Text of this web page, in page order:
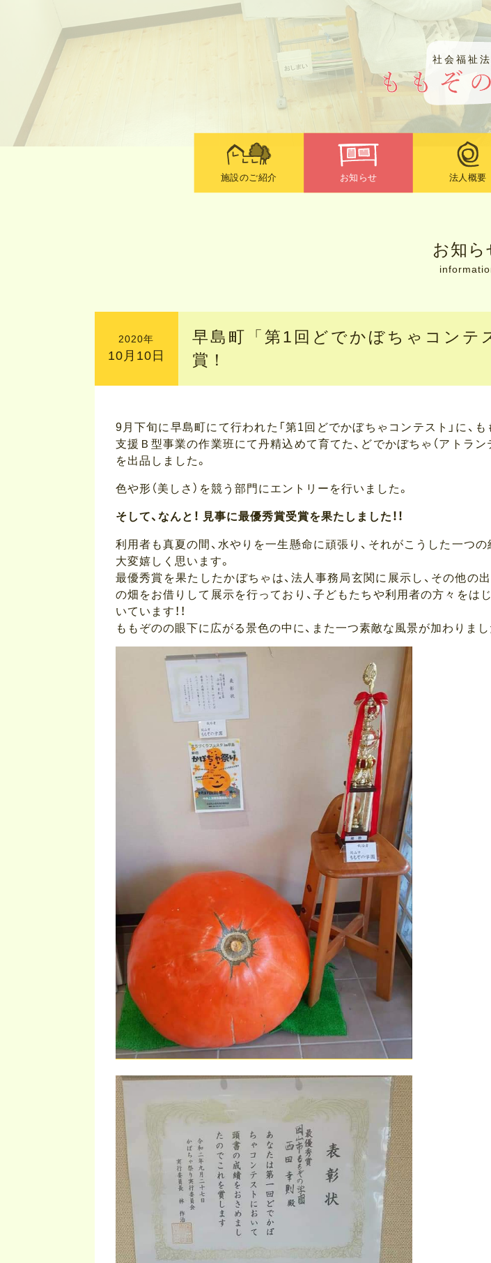
社会福祉法
施設のご紹介 お知らせ 法人概要
お知ら
2020年
10月10日
早島町「第1回どでかぼちゃコンテ
賞！
9月下旬に早島町にて行われた「第1回どでかぼちゃコンテスト」に、
支援Ｂ型事業の作業班にて丹精込めて育てた、どでかぼちゃ（アトラン
を出品しました。
色や形（美しさ）を競う部門にエントリーを行いました。
そして、なんと！ 見事に最優秀賞受賞を果たしました！！
利用者も真夏の間、水やりを一生懸命に頑張り、それがこうした一つ
大変嬉しく思います。
最優秀賞を果たしたかぼちゃは、法人事務局玄関に展示し、その他の
の畑をお借りして展示を行っており、子どもたちや利用者の方々をは
いています！！
ももぞのの眼下に広がる景色の中に、また一つ素敵な風景が加わりまし